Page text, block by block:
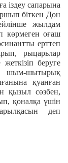
іздеу сапарына
біткен Дон
жылдам
көрмеген оғаш
ерттеп
рыцарьлар
беруге
шым-шытырық
қуанған
қызыл сөзбен,
қоналқа үшін
деп